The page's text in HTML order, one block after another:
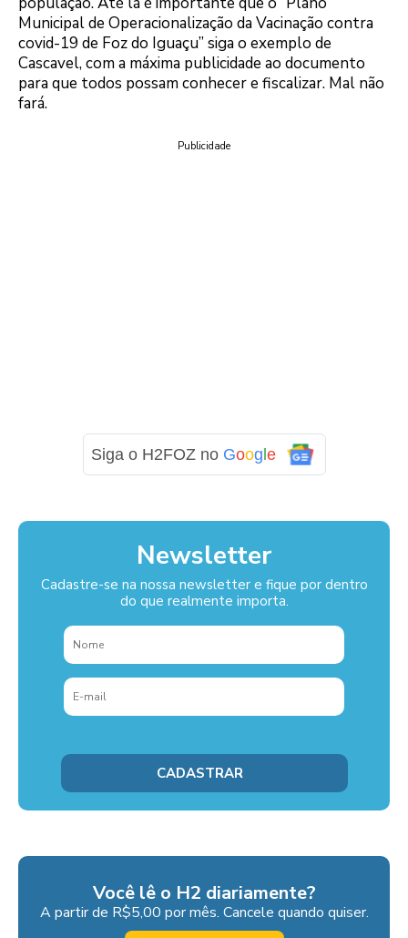
Municipal de Operacionalização da Vacinação contra
covid-19 de Foz do Iguaçu” siga o exemplo de
Cascavel, com a máxima publicidade ao documento
para que todos possam conhecer e fiscalizar. Mal não
fará.
Publicidade
Siga o H2FOZ no Google
Newsletter
Cadastre-se na nossa newsletter e fique por dentro
do que realmente importa.
Você lê o H2 diariamente?
A partir de R$5,00 por mês. Cancele quando quiser.